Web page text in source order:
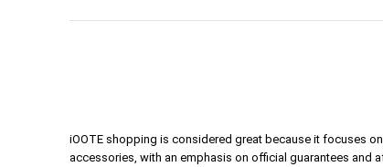
iOOTE shopping is considered great because it focuses
accessories, with an emphasis on official guarantees and